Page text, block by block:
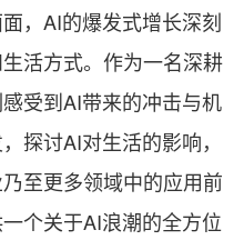
，AI的爆发式增长深刻
活方式。作为一名深耕
受到AI带来的冲击与机
探讨AI对生活的影响，
至更多领域中的应用前
个关于AI浪潮的全方位